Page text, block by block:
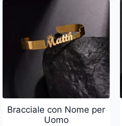
Bracciale con Nome per
Uomo